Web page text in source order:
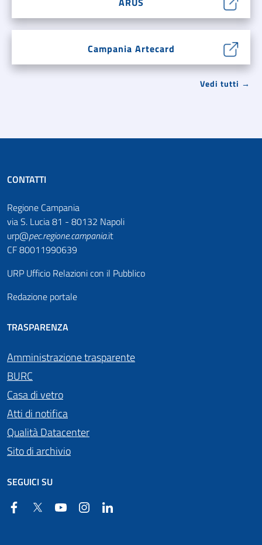
Campania Artecard
Vedi tutti →
CONTATTI
Regione Campania
via S. Lucia 81 - 80132 Napoli
urp@pec.regione.campania.it
CF 80011990639
URP Ufficio Relazioni con il Pubblico
Redazione portale
TRASPARENZA
Amministrazione trasparente
BURC
Casa di vetro
Atti di notifica
Qualità Datacenter
Sito di archivio
SEGUICI SU
FacebookTwitter YouTube Instagram